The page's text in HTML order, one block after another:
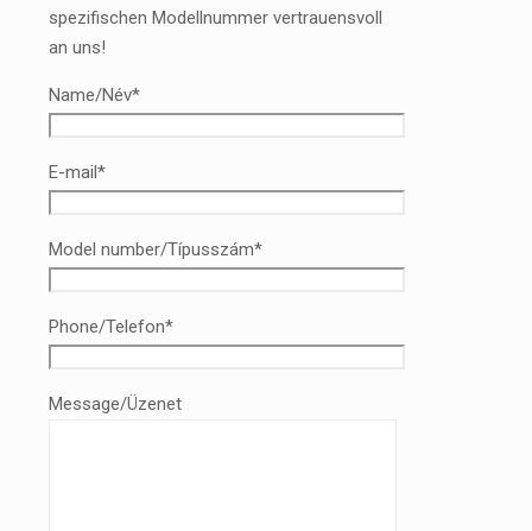
spezifischen Modellnummer vertrauensvoll
an uns!
Name/Név*
E-mail*
Model number/Típusszám*
Phone/Telefon*
Message/Üzenet